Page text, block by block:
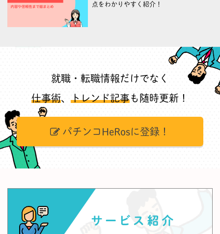
点をわかりやすく紹介！
就職・転職情報だけでなく
仕事術、 トレンド記事も随時更新！
パチンコHeRosに登録！